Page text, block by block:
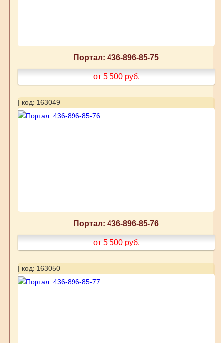
Портал: 436-896-85-75
от 5 500 руб.
| код: 163049
Портал: 436-896-85-76
от 5 500 руб.
| код: 163050